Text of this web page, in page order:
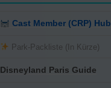
Cast Member (CRP) Hub
Park-Packliste (In Kürze)
Disneyland Paris Guide